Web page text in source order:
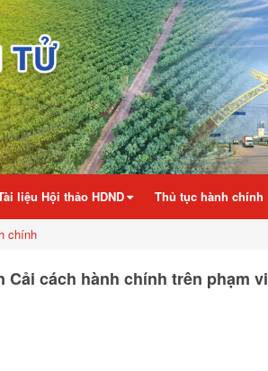
liệu Hội thảo HDND Thủ tục hành chính
chính
cách hành chính trên phạm vi